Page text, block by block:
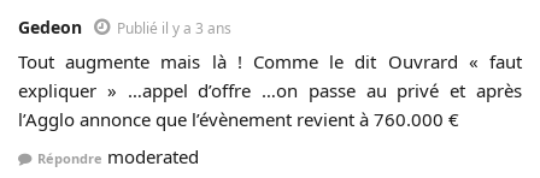
Gedeon Publié il y a 3 ans
Tout augmente mais là ! Comme le dit Ouvrard « faut
expliquer » …appel d’offre …on passe au privé et après
l’Agglo annonce que l’évènement revient à 760.000 €
Répondre moderated